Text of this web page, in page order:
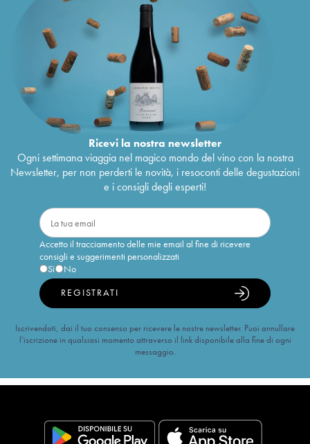
Ricevi la nostra newsletter
Ogni settimana viaggia nel magico mondo del vino con la nostra
Newsletter, per non perderti le novità, i resoconti delle degustazioni
e i consigli degli esperti!
Accetto il tracciamento delle mie email al fine di ricevere
consigli e suggerimenti personalizzati
Sì
No
REGISTRATI
Iscrivendoti, dai il tuo consenso per ricevere le nostre newsletter. Puoi annullare
l’iscrizione in qualsiasi momento attraverso il link disponibile alla fine di ogni
messaggio.